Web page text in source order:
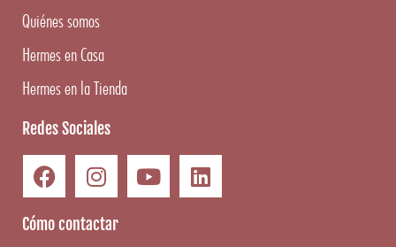
Quiénes somos
Hermes en Casa
Hermes en la Tienda
Redes Sociales
Cómo contactar